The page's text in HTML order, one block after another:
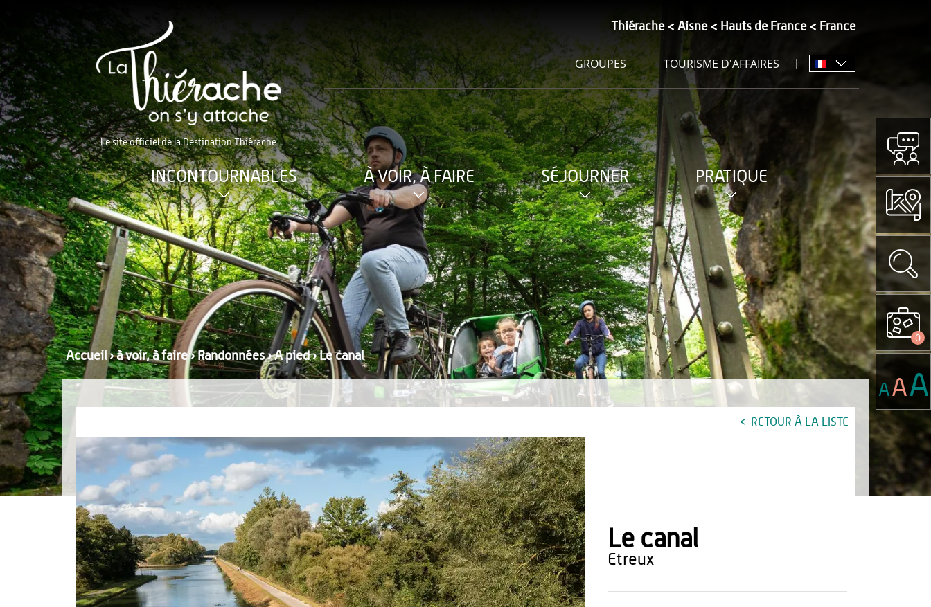
Le site officiel de la Destination Thiérache
Thiérache Aisne Hauts de France France
GROUPES TOURISME D'AFFAIRES
INCONTOURNABLES À VOIR, À FAIRE SÉJOURNER PRATIQUE
Accueil›à voir, à faire›Randonnées›A pied›Le canal
RETOUR À LA LISTE
Le canal
etreux
0
AAA